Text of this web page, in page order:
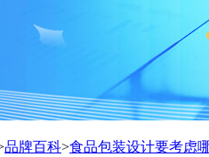
品牌百科>食品包装设计要考虑